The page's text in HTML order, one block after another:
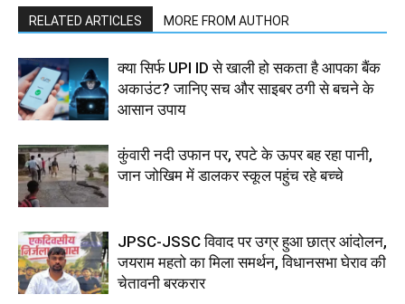
RELATED ARTICLES MORE FROM AUTHOR
क्या सिर्फ UPI ID से खाली हो सकता है आपका बैंक
अकाउंट? जानिए सच और साइबर ठगी से बचने के
आसान उपाय
कुंवारी नदी उफान पर, रपटे के ऊपर बह रहा पानी,
जान जोखिम में डालकर स्कूल पहुंच रहे बच्चे
JPSC-JSSC विवाद पर उग्र हुआ छात्र आंदोलन,
जयराम महतो का मिला समर्थन, विधानसभा घेराव की
चेतावनी बरकरार